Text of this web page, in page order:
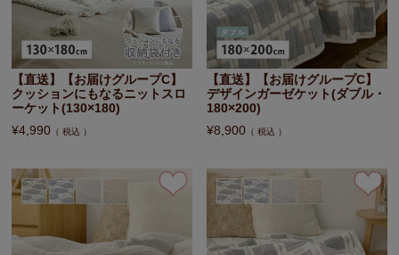
【直送】【お届けグループC】
クッションにもなるニットスロ
ーケット(130×180)
¥4,990 税込
【直送】【お届けグループC】
デザインガーゼケット(ダブル・
180×200)
¥8,900 税込